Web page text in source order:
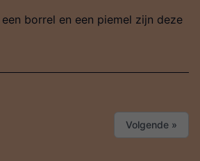
borrel en een piemel zijn deze
Volgende »